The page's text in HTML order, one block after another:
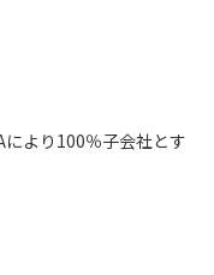
より100％子会社とす